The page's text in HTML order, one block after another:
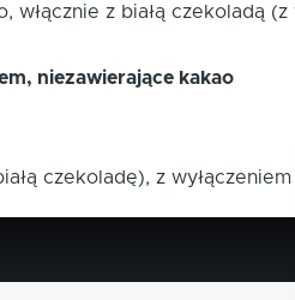
z białą czekoladą (z
niezawierające kakao
czekoladę), z wyłączeniem